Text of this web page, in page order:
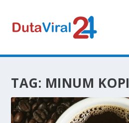
TAG: MINUM KOPI